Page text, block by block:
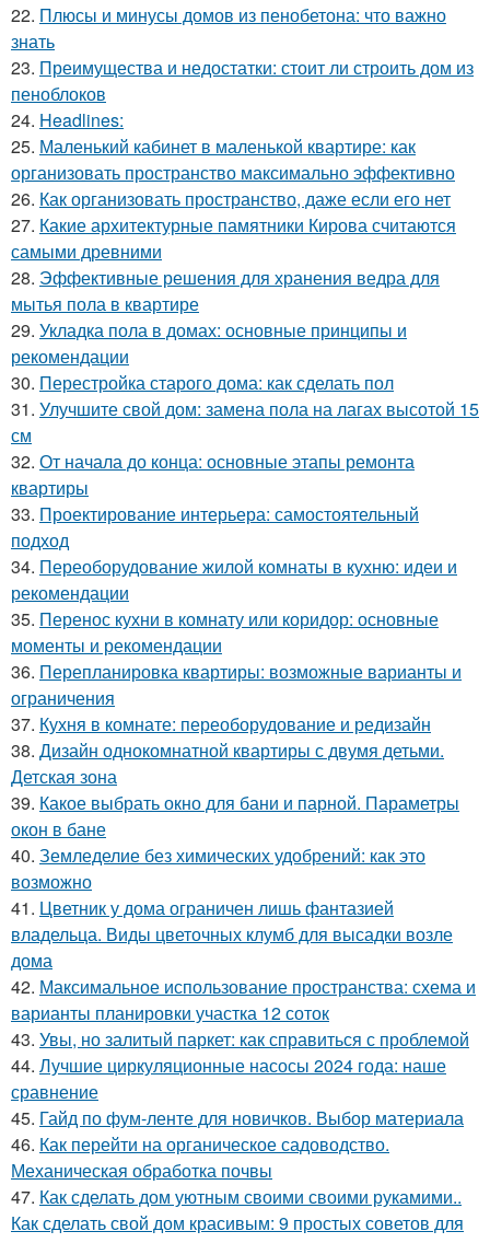
22. Плюсы и минусы домов из пенобетона: что важно
знать
23. Преимущества и недостатки: стоит ли строить дом из
пеноблоков
24. Headlines:
25. Маленький кабинет в маленькой квартире: как
организовать пространство максимально эффективно
26. Как организовать пространство, даже если его нет
27. Какие архитектурные памятники Кирова считаются
самыми древними
28. Эффективные решения для хранения ведра для
мытья пола в квартире
29. Укладка пола в домах: основные принципы и
рекомендации
30. Перестройка старого дома: как сделать пол
31. Улучшите свой дом: замена пола на лагах высотой 15
см
32. От начала до конца: основные этапы ремонта
квартиры
33. Проектирование интерьера: самостоятельный
подход
34. Переоборудование жилой комнаты в кухню: идеи и
рекомендации
35. Перенос кухни в комнату или коридор: основные
моменты и рекомендации
36. Перепланировка квартиры: возможные варианты и
ограничения
37. Кухня в комнате: переоборудование и редизайн
38. Дизайн однокомнатной квартиры с двумя детьми.
Детская зона
39. Какое выбрать окно для бани и парной. Параметры
окон в бане
40. Земледелие без химических удобрений: как это
возможно
41. Цветник у дома ограничен лишь фантазией
владельца. Виды цветочных клумб для высадки возле
дома
42. Максимальное использование пространства: схема и
варианты планировки участка 12 соток
43. Увы, но залитый паркет: как справиться с проблемой
44. Лучшие циркуляционные насосы 2024 года: наше
сравнение
45. Гайд по фум-ленте для новичков. Выбор материала
46. Как перейти на органическое садоводство.
Механическая обработка почвы
47. Как сделать дом уютным своими своими рукамими..
Как сделать свой дом красивым: 9 простых советов для